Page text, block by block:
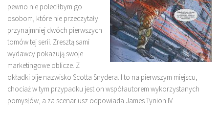
pewno nie poleciłbym go
osobom, które nie przeczytały
przynajmniej dwóch pierwszych
tomów tej serii. Zresztą sami
wydawcy pokazują swoje
marketingowe oblicze. Z
okładki bije nazwisko Scotta Snydera. I to na pierwszym miejscu,
chociaż w tym przypadku jest on współautorem wykorzystanych
pomysłów, a za scenariusz odpowiada James Tynion IV.